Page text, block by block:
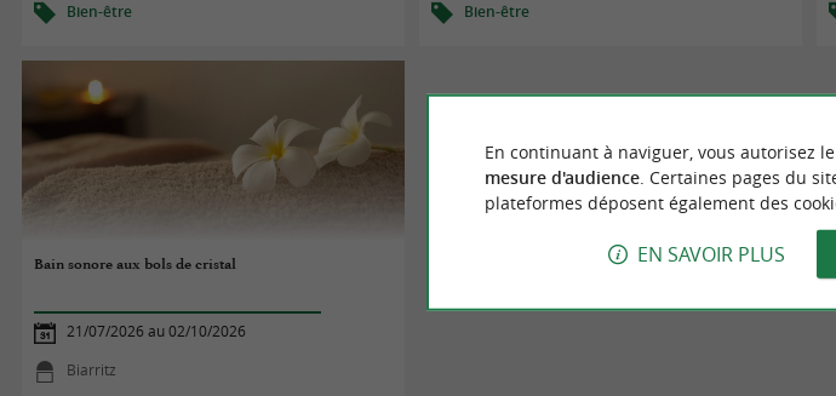
Bien-être
Bien-être
Bain sonore aux bols de cristal
21/07/2026 au 02/10/2026
Biarritz
En continuant à naviguer, vous autorisez
mesure d'audience. Certaines pages du
plateformes déposent également des
EN SAVOIR PLUS